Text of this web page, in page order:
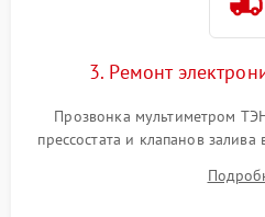
3. Ремонт
Прозвонка мультиметром
прессостата и клапанов
Восстановление